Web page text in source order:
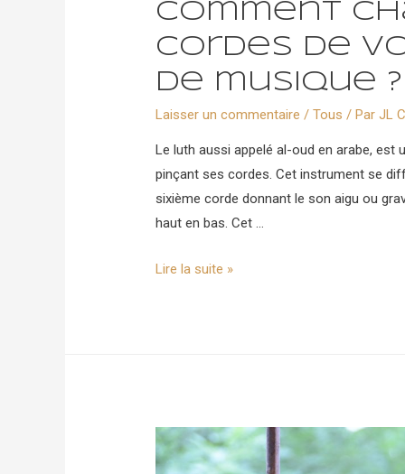
Comment
cordes de
de musique ?
Laisser un commentaire /Tous / ParJL
Le luth aussi appelé al-oud en arabe, est
pinçant ses cordes. Cet instrument se
sixième corde donnant le son aigu ou
haut en bas. Cet …
Comment
de
musique
Lire la suite »